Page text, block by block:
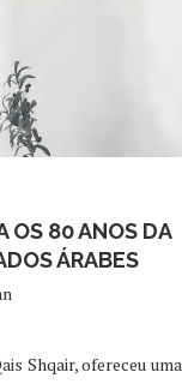
OS 80 ANOS DA
ÁRABES
Shqair, ofereceu uma